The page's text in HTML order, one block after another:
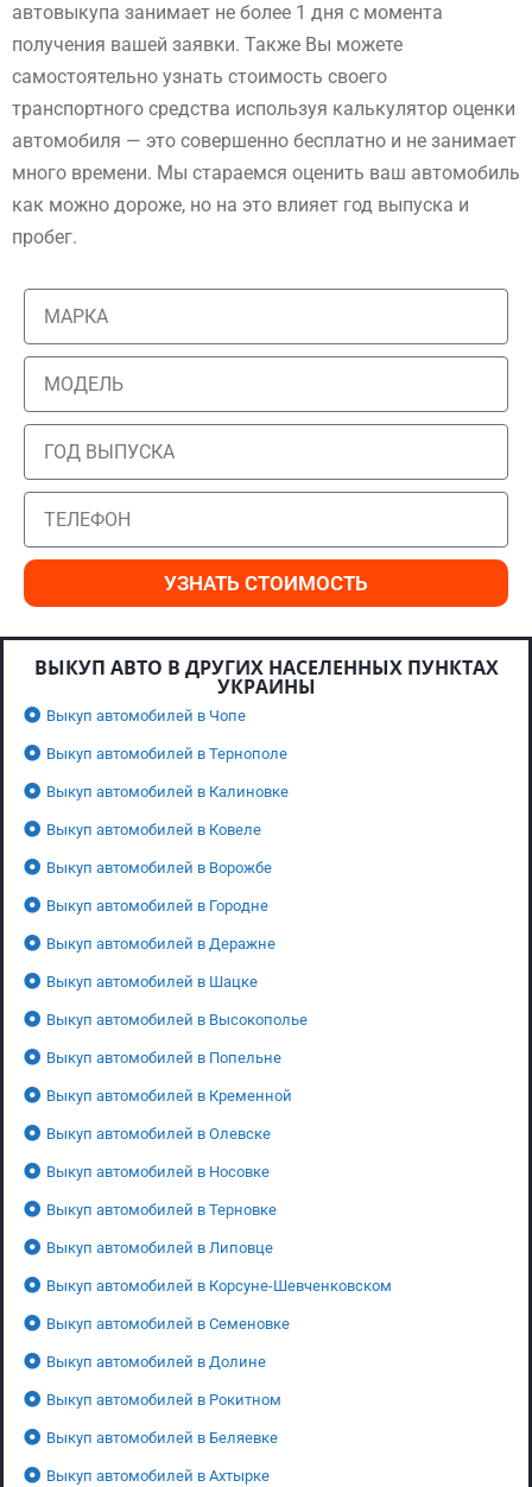
автовыкупа занимает не более 1 дня с момента
получения вашей заявки. Также Вы можете
самостоятельно узнать стоимость своего
транспортного средства используя калькулятор оценки
автомобиля — это совершенно бесплатно и не занимает
много времени. Мы стараемся оценить ваш автомобиль
как можно дороже, но на это влияет год выпуска и
пробег.
УЗНАТЬ СТОИМОСТЬ
ВЫКУП АВТО В ДРУГИХ НАСЕЛЕННЫХ ПУНКТАХ
УКРАИНЫ
Выкуп автомобилей в Чопе
Выкуп автомобилей в Тернополе
Выкуп автомобилей в Калиновке
Выкуп автомобилей в Ковеле
Выкуп автомобилей в Ворожбе
Выкуп автомобилей в Городне
Выкуп автомобилей в Деражне
Выкуп автомобилей в Шацке
Выкуп автомобилей в Высокополье
Выкуп автомобилей в Попельне
Выкуп автомобилей в Кременной
Выкуп автомобилей в Олевске
Выкуп автомобилей в Носовке
Выкуп автомобилей в Терновке
Выкуп автомобилей в Липовце
Выкуп автомобилей в Корсуне-Шевченковском
Выкуп автомобилей в Семеновке
Выкуп автомобилей в Долине
Выкуп автомобилей в Рокитном
Выкуп автомобилей в Беляевке
Выкуп автомобилей в Ахтырке